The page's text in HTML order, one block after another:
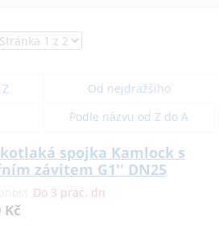
Od nejdražšího
Podle názvu od Z do A
spojka Kamlock s
závitem G1'' DN25
Do 3 prac. dn
Kč